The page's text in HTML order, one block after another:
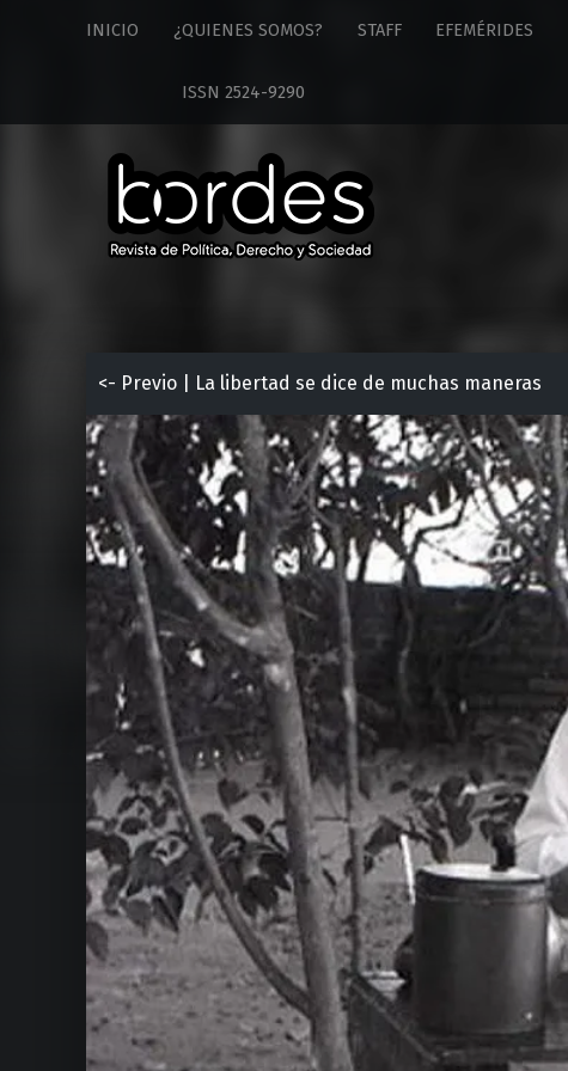
INICIO ¿QUIENES SOMOS? STAFF EFEMÉRIDES
ISSN 2524-9290
<- Previo | La libertad se dice de muchas maneras